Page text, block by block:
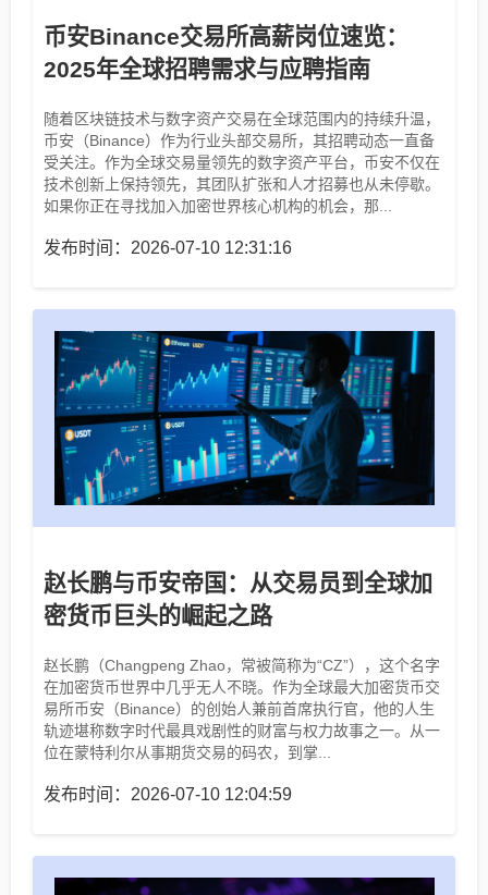
币安Binance交易所高薪岗位速览：
2025年全球招聘需求与应聘指南
随着区块链技术与数字资产交易在全球范围内的持续升温，
币安（Binance）作为行业头部交易所，其招聘动态一直备
受关注。作为全球交易量领先的数字资产平台，币安不仅在
技术创新上保持领先，其团队扩张和人才招募也从未停歇。
如果你正在寻找加入加密世界核心机构的机会，那...
发布时间：2026-07-10 12:31:16
赵长鹏与币安帝国：从交易员到全球加
密货币巨头的崛起之路
赵长鹏（Changpeng Zhao，常被简称为“CZ”），这个名字
在加密货币世界中几乎无人不晓。作为全球最大加密货币交
易所币安（Binance）的创始人兼前首席执行官，他的人生
轨迹堪称数字时代最具戏剧性的财富与权力故事之一。从一
位在蒙特利尔从事期货交易的码农，到掌...
发布时间：2026-07-10 12:04:59